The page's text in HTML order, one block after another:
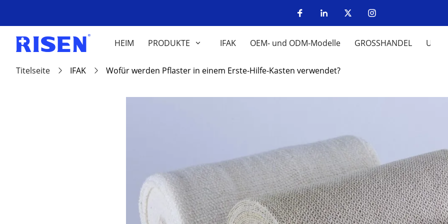
HEIM PRODUKTE IFAK OEM- und ODM-Modelle GROSSHANDEL UM
Titelseite IFAK Wofür werden Pflaster in einem Erste-Hilfe-Kasten verwendet?